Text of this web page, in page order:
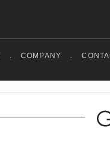
. COMPANY .